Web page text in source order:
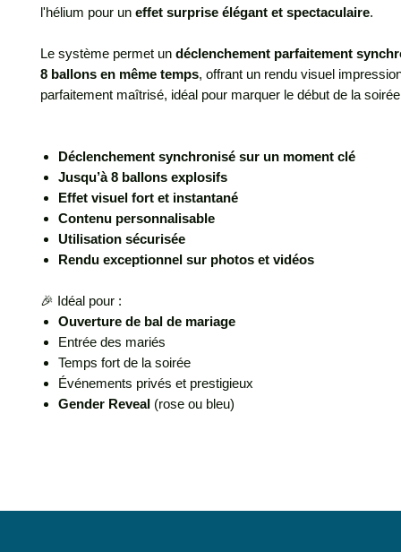
l'hélium pour un effet surprise élégant et spectaculaire.
Le système permet un déclenchement parfaitement
8 ballons en même temps, offrant un rendu visuel
parfaitement maîtrisé, idéal pour marquer le début de la
Déclenchement synchronisé sur un moment clé
Jusqu’à 8 ballons explosifs
Effet visuel fort et instantané
Contenu personnalisable
Utilisation sécurisée
Rendu exceptionnel sur photos et vidéos
🎉 Idéal pour :
Ouverture de bal de mariage
Entrée des mariés
Temps fort de la soirée
Événements privés et prestigieux
Gender Reveal (rose ou bleu)